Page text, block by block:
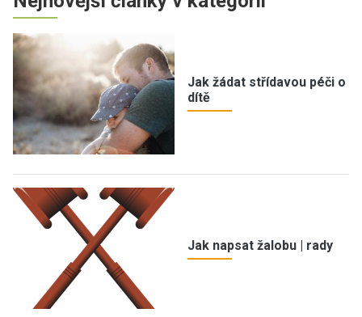
Jak žádat střídavou péči o
dítě
Jak napsat žalobu | rady